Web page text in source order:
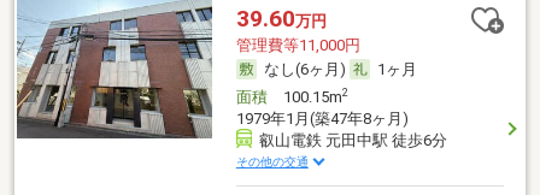
39.60万円
管理費等11,000円
なし(6ヶ月)
1ヶ月
面積100.15m2
1979年1月(築47年8ヶ月)
叡山電鉄 元田中駅 徒歩6分
その他の交通